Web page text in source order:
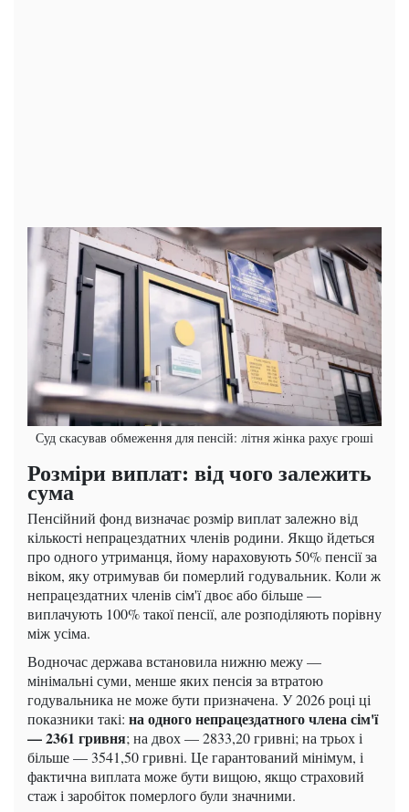
Суд скасував обмеження для пенсій: літня жінка рахує гроші
Розміри виплат: від чого залежить
сума
Пенсійний фонд визначає розмір виплат залежно від
кількості непрацездатних членів родини. Якщо йдеться
про одного утриманця, йому нараховують 50% пенсії за
віком, яку отримував би померлий годувальник. Коли ж
непрацездатних членів сім'ї двоє або більше —
виплачують 100% такої пенсії, але розподіляють порівну
між усіма.
Водночас держава встановила нижню межу —
мінімальні суми, менше яких пенсія за втратою
годувальника не може бути призначена. У 2026 році ці
показники такі: на одного непрацездатного члена сім'ї
— 2361 гривня; на двох — 2833,20 гривні; на трьох і
більше — 3541,50 гривні. Це гарантований мінімум, і
фактична виплата може бути вищою, якщо страховий
стаж і заробіток померлого були значними.